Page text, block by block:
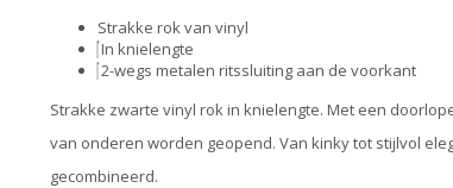
Strakke rok van vinyl
In knielengte
2-wegs metalen ritssluiting aan de voorkant
Strakke zwarte vinyl rok in knielengte. Met een
van onderen worden geopend. Van kinky tot stijlvol
gecombineerd.